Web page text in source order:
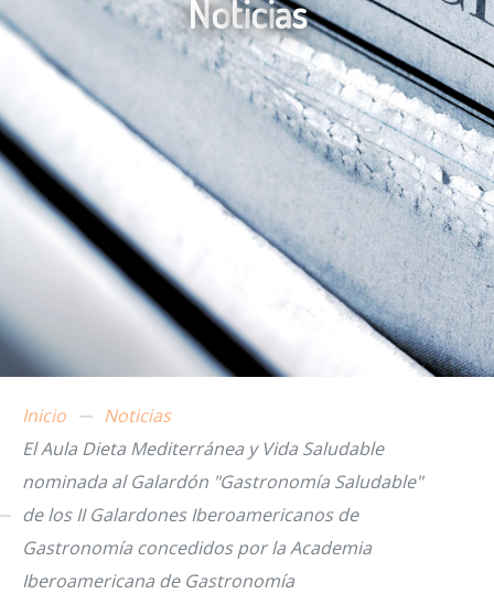
Noticias
Inicio
Noticias
El Aula Dieta Mediterránea y Vida Saludable
nominada al Galardón "Gastronomía Saludable"
de los II Galardones Iberoamericanos de
Gastronomía concedidos por la Academia
Iberoamericana de Gastronomía